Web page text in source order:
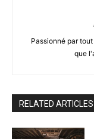
Passionné par
que
RELATED ARTICLES